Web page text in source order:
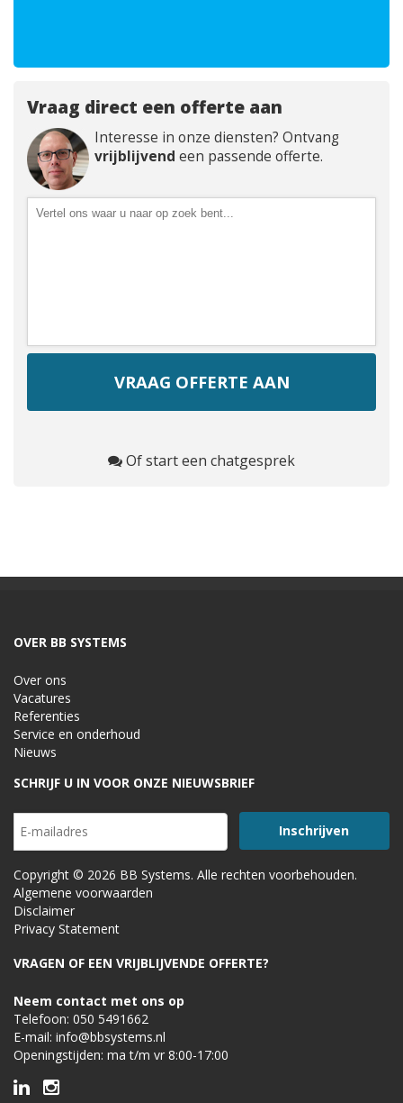
Vraag direct een offerte aan
Interesse in onze diensten? Ontvang
vrijblijvend een passende offerte.
Of start een chatgesprek
OVER BB SYSTEMS
Over ons
Vacatures
Referenties
Service en onderhoud
Nieuws
SCHRIJF U IN VOOR ONZE NIEUWSBRIEF
Copyright © 2026 BB Systems. Alle rechten voorbehouden.
Algemene voorwaarden
Disclaimer
Privacy Statement
VRAGEN OF EEN VRIJBLIJVENDE OFFERTE?
Neem contact met ons op
Telefoon: 050 5491662
E-mail: info@bbsystems.nl
Openingstijden: ma t/m vr 8:00-17:00